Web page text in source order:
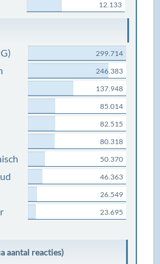
12.133
299.714
246.383
137.948
85.014
82.515
80.318
50.370
46.363
26.549
23.695
aantal reacties)